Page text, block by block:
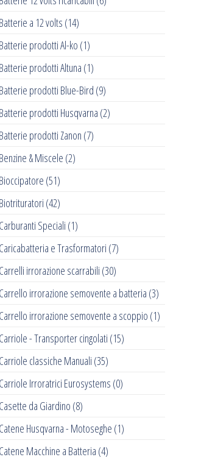
Batterie a 12 volts (14)
Batterie prodotti Al-ko (1)
Batterie prodotti Altuna (1)
Batterie prodotti Blue-Bird (9)
Batterie prodotti Husqvarna (2)
Batterie prodotti Zanon (7)
Benzine & Miscele (2)
Bioccipatore (51)
Biotrituratori (42)
Carburanti Speciali (1)
Caricabatteria e Trasformatori (7)
Carrelli irrorazione scarrabili (30)
Carrello irrorazione semovente a batteria (3)
Carrello irrorazione semovente a scoppio (1)
Carriole - Transporter cingolati (15)
Carriole classiche Manuali (35)
Carriole Irroratrici Eurosystems (0)
Casette da Giardino (8)
Catene Husqvarna - Motoseghe (1)
Catene Macchine a Batteria (4)